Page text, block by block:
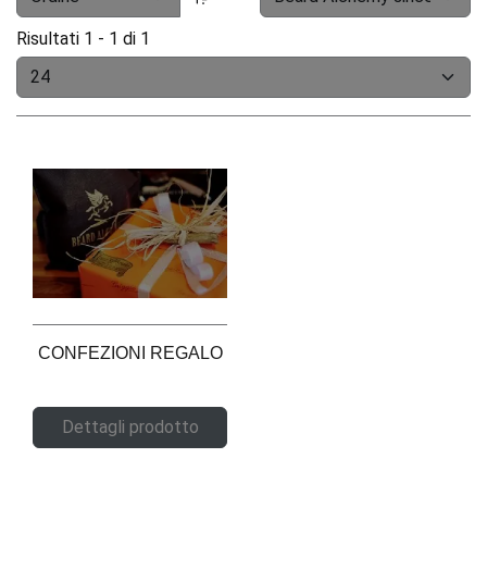
Risultati 1 - 1 di 1
CONFEZIONI REGALO
Dettagli prodotto